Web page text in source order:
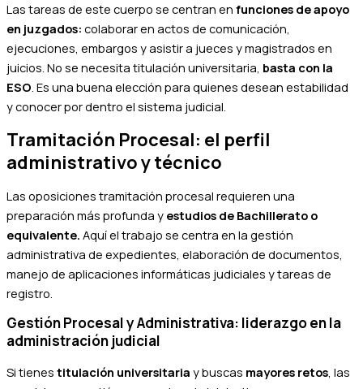
Las tareas de este cuerpo se centran en funciones de apoyo
en juzgados: colaborar en actos de comunicación,
ejecuciones, embargos y asistir a jueces y magistrados en
juicios. No se necesita titulación universitaria, basta con la
ESO. Es una buena elección para quienes desean estabilidad
y conocer por dentro el sistema judicial.
Tramitación Procesal: el perfil
administrativo y técnico
Las oposiciones tramitación procesal requieren una
preparación más profunda y estudios de Bachillerato o
equivalente. Aquí el trabajo se centra en la gestión
administrativa de expedientes, elaboración de documentos,
manejo de aplicaciones informáticas judiciales y tareas de
registro.
Gestión Procesal y Administrativa: liderazgo en la
administración judicial
Si tienes titulación universitaria y buscas mayores retos , las